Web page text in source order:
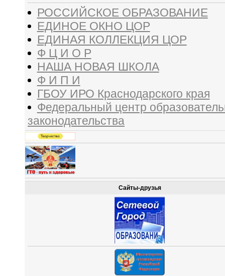
РОССИЙСКОЕ ОБРАЗОВАНИЕ
ЕДИНОЕ ОКНО ЦОР
ЕДИНАЯ КОЛЛЕКЦИЯ ЦОР
Ф Ц И О Р
НАША НОВАЯ ШКОЛА
Ф И П И
ГБОУ ИРО Краснодарского края
Федеральный центр
законодательства
Сайты-друзья